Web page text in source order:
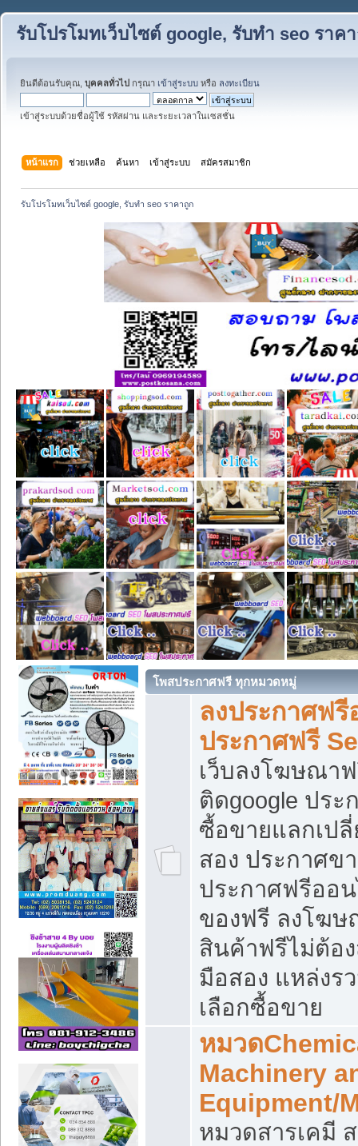
รับโปรโมทเว็บไซต์ google, รับทำ seo ราค
ยินดีต้อนรับคุณ, บุคคลทั่วไป กรุณา เข้าสู่ระบบ หรือ ลงทะเบียน
เข้าสู่ระบบด้วยชื่อผู้ใช้ รหัสผ่าน และระยะเวลาในเซสชั่น
หน้าแรก ช่วยเหลือ ค้นหา เข้าสู่ระบบ สมัครสมาชิก
รับโปรโมทเว็บไซต์ google, รับทำ seo ราคาถูก
โพสประกาศฟรี ทุกหมวดหมู่
ลงประกาศฟ
ประกาศฟรี
เว็บลงโฆษณา
ติดgoogle ปร
ซื้อขายแลกเป
สอง ประกาศข
ประกาศฟรีออ
ของฟรี ลงโฆ
สินค้าฟรีไม่ต้อ
มือสอง แหล่งร
เลือกซื้อขาย
หมวด
Machinery
Equipment/
หมวดสารเคมี